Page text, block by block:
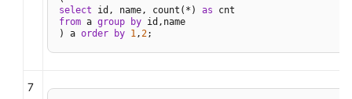
调
优
数
倾
select id, name, count(*) as
from a group by id,name
) a order by 1,2;
7